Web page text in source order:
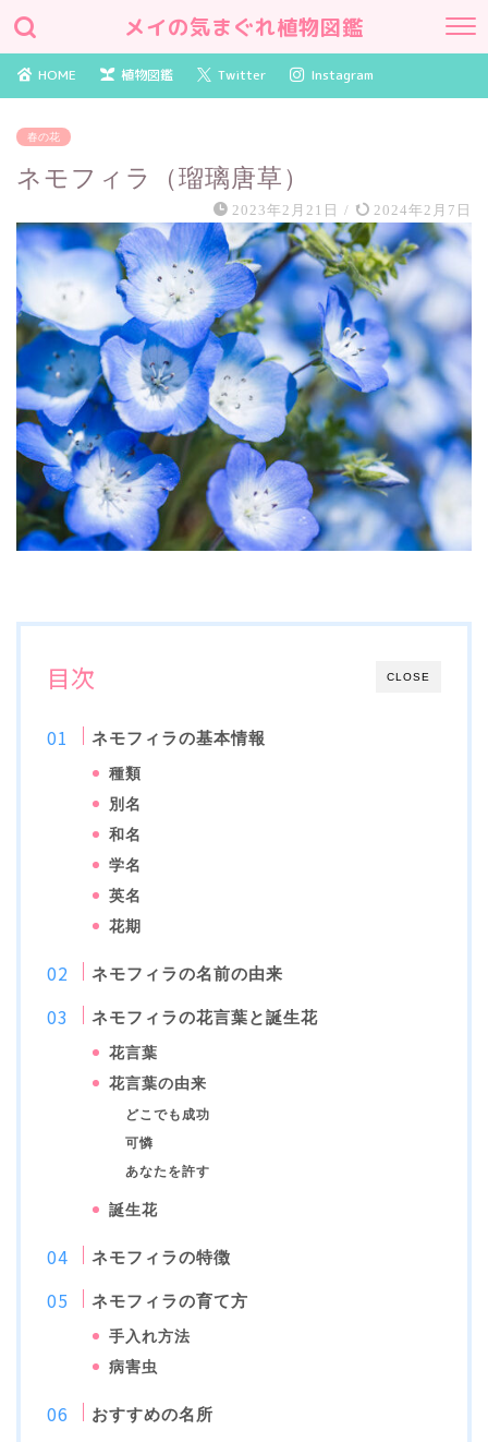
メイの気まぐれ植物図鑑
HOME 植物図鑑 Twitter Instagram
春の花
ネモフィラ（瑠璃唐草）
2023年2月21日 / 2024年2月7日
CLOSE
目次
ネモフィラの基本情報
種類
別名
和名
学名
英名
花期
ネモフィラの名前の由来
ネモフィラの花言葉と誕生花
花言葉
花言葉の由来
どこでも成功
可憐
あなたを許す
誕生花
ネモフィラの特徴
ネモフィラの育て方
手入れ方法
病害虫
おすすめの名所